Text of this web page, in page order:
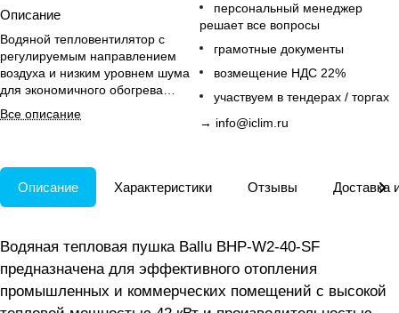
Описание
Водяной тепловентилятор с
регулируемым направлением
воздуха и низким уровнем шума
для экономичного обогрева
больших производственных
помещений.
Все описание
персональный менеджер
решает все вопросы
грамотные документы
возмещение НДС 22%
участвуем в тендерах / торгах
→ info@iclim.ru
Описание Характеристики Отзывы Доставка
Водяная тепловая пушка Ballu BHP-W2-40-SF
предназначена для эффективного отопления
промышленных и коммерческих помещений с высокой